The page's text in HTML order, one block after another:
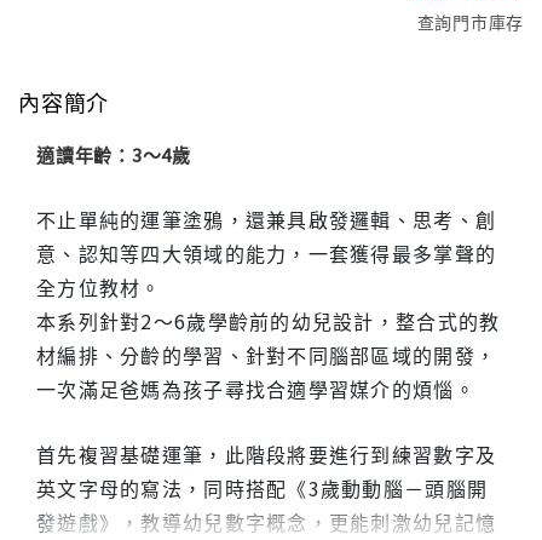
查詢門市庫存
內容簡介
適讀年齡：3～4歲
不止單純的運筆塗鴉，還兼具啟發邏輯、思考、創
意、認知等四大領域的能力，一套獲得最多掌聲的
全方位教材。
本系列針對2～6歲學齡前的幼兒設計，整合式的教
材編排、分齡的學習、針對不同腦部區域的開發，
一次滿足爸媽為孩子尋找合適學習媒介的煩惱。
首先複習基礎運筆，此階段將要進行到練習數字及
英文字母的寫法，同時搭配《3歲動動腦－頭腦開
發遊戲》，教導幼兒數字概念，更能刺激幼兒記憶